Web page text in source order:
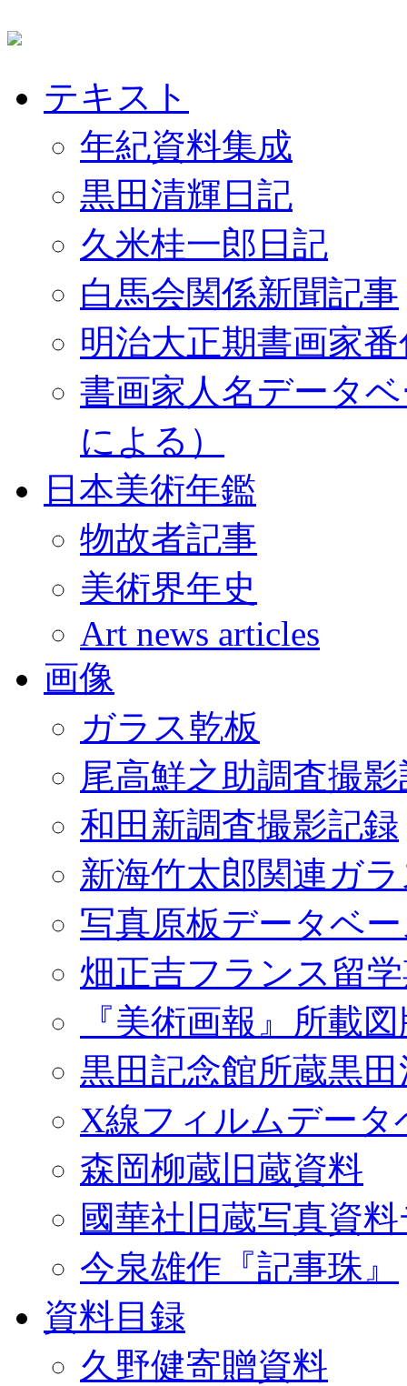
テキスト
年紀資料集成
黒田清輝日記
久米桂一郎日記
白馬会関係新聞記事
明治大正期書画家
書画家人名データ
による）
日本美術年鑑
物故者記事
美術界年史
Art news articles
画像
ガラス乾板
尾高鮮之助調査撮
和田新調査撮影記録
新海竹太郎関連ガ
写真原板データベ
畑正吉フランス留
『美術画報』所載
黒田記念館所蔵黒
X線フィルムデータ
森岡柳蔵旧蔵資料
國華社旧蔵写真資
今泉雄作『記事珠』
資料目録
久野健寄贈資料